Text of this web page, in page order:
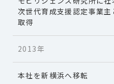
次世代育成支援認定事業主
取得
2013年
本社を新横浜へ移転